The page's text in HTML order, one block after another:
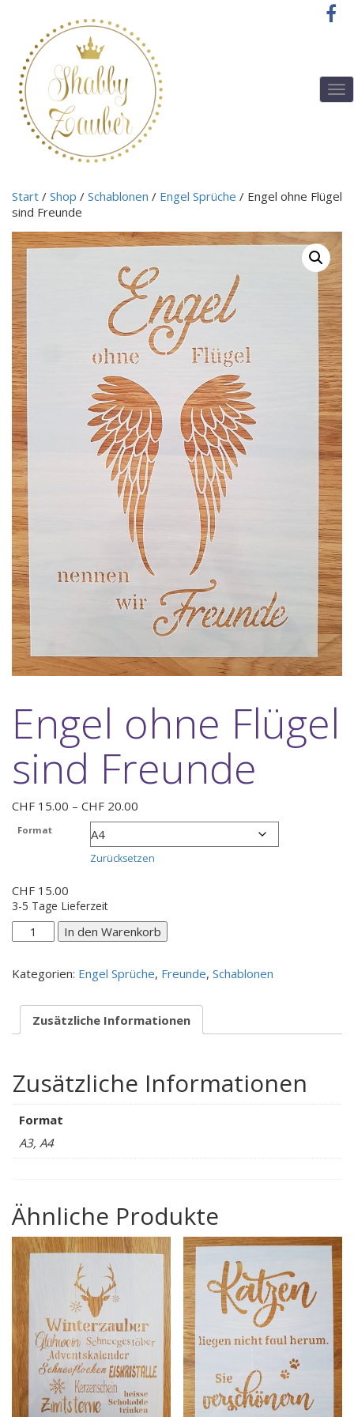
T
o
a
i
g
a
t
i
o
n
Start / Shop / Schablonen / Engel Sprüche / Engel ohne Flügel
sind Freunde
Engel ohne Flügel
sind Freunde
CHF 15.00 – CHF 20.00
CHF 15.00
CHF 20.00
Format
Zurücksetzen
CHF 15.00
3-5 Tage Lieferzeit
Engel
ohne
sind
Menge
In den Warenkorb
Kategorien: Engel Sprüche, Freunde, Schablonen
Zusätzliche Informationen
Zusätzliche Informationen
Format
A3, A4
Ähnliche Produkte